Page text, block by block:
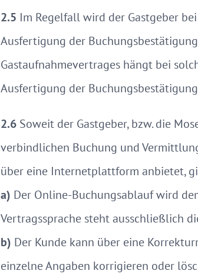
2.5 Im Regelfall wird der Gastgeber
Ausfertigung der
Gastaufnahmevertrages hängt bei
Ausfertigung der
2.6 Soweit der Gastgeber, bzw. die
verbindlichen Buchung und
über eine Internetplattform anbietet,
a) Der Online-Buchungsablauf wird
Vertragssprache steht ausschließlich
b) Der Kunde kann über eine
einzelne Angaben korrigieren oder